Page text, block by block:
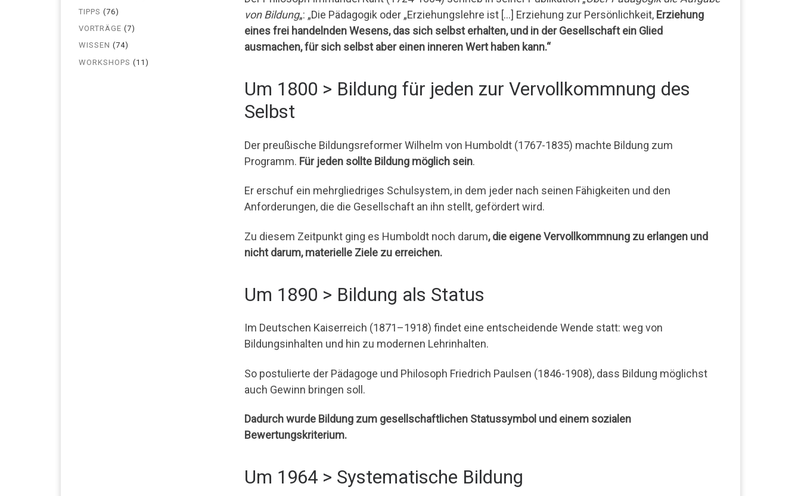
von Bildung„: „Die Pädagogik oder „Erziehungslehre ist […] Erziehung zur Persönlichkeit, Erziehung
eines frei handelnden Wesens, das sich selbst erhalten, und in der Gesellschaft ein Glied
ausmachen, für sich selbst aber einen inneren Wert haben kann.“
Um 1800 > Bildung für jeden zur Vervollkommnung des
Selbst
Der preußische Bildungsreformer Wilhelm von Humboldt (1767-1835) machte Bildung zum
Programm. Für jeden sollte Bildung möglich sein.
Er erschuf ein mehrgliedriges Schulsystem, in dem jeder nach seinen Fähigkeiten und den
Anforderungen, die die Gesellschaft an ihn stellt, gefördert wird.
Zu diesem Zeitpunkt ging es Humboldt noch darum, die eigene Vervollkommnung zu erlangen und
nicht darum, materielle Ziele zu erreichen.
Um 1890 > Bildung als Status
Im Deutschen Kaiserreich (1871–1918) findet eine entscheidende Wende statt: weg von
Bildungsinhalten und hin zu modernen Lehrinhalten.
So postulierte der Pädagoge und Philosoph Friedrich Paulsen (1846-1908), dass Bildung möglichst
auch Gewinn bringen soll.
Dadurch wurde Bildung zum gesellschaftlichen Statussymbol und einem sozialen
Bewertungskriterium.
Um 1964 > Systematische Bildung
TIPPS (76)
VORTRÄGE (7)
WISSEN (74)
WORKSHOPS (11)